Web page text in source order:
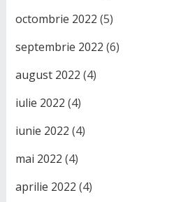
octombrie 2022 (5)
septembrie 2022 (6)
august 2022 (4)
iulie 2022 (4)
iunie 2022 (4)
mai 2022 (4)
aprilie 2022 (4)